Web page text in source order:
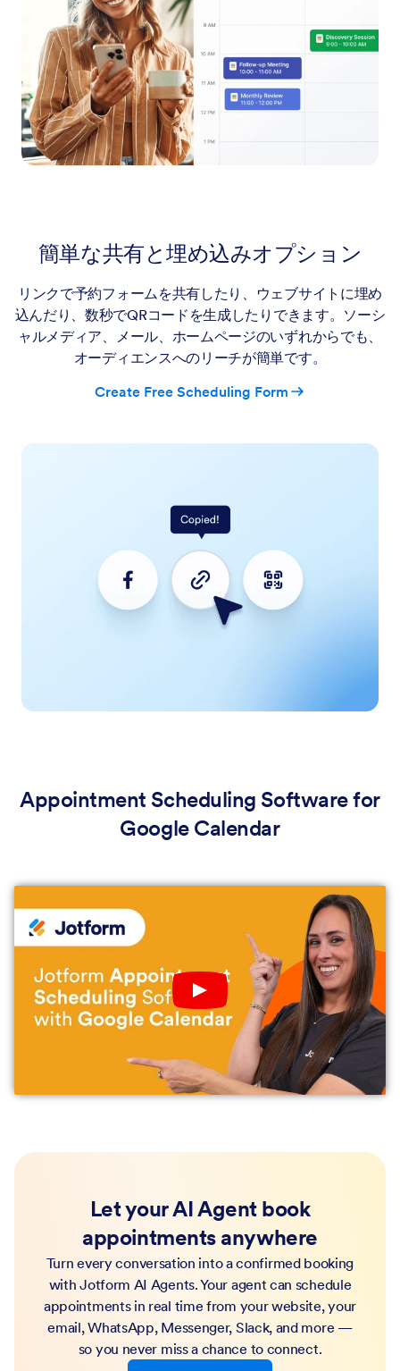
簡単な共有と埋め込みオプション
リンクで予約フォームを共有したり、ウェブサイトに埋め
込んだり、数秒でQRコードを生成したりできます。ソーシ
ャルメディア、メール、ホームページのいずれからでも、
オーディエンスへのリーチが簡単です。
Create Free Scheduling Form
Appointment Scheduling Software for
Google Calendar
Play YouTube Video
Let your AI Agent book
appointments anywhere
Turn every conversation into a confirmed booking
with Jotform AI Agents. Your agent can schedule
appointments in real time from your website, your
email, WhatsApp, Messenger, Slack, and more —
so you never miss a chance to connect.